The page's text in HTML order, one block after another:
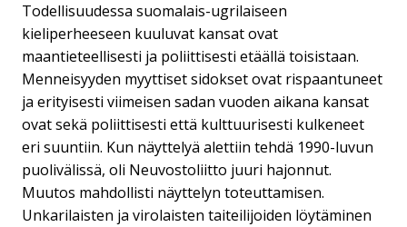
Todellisuudessa suomalais-ugrilaiseen
kieliperheeseen kuuluvat kansat ovat
maantieteellisesti ja poliittisesti etäällä toisistaan.
Menneisyyden myyttiset sidokset ovat rispaantuneet
ja erityisesti viimeisen sadan vuoden aikana kansat
ovat sekä poliittisesti että kulttuurisesti kulkeneet
eri suuntiin. Kun näyttelyä alettiin tehdä 1990-luvun
puolivälissä, oli Neuvostoliitto juuri hajonnut.
Muutos mahdollisti näyttelyn toteuttamisen.
Unkarilaisten ja virolaisten taiteilijoiden löytäminen